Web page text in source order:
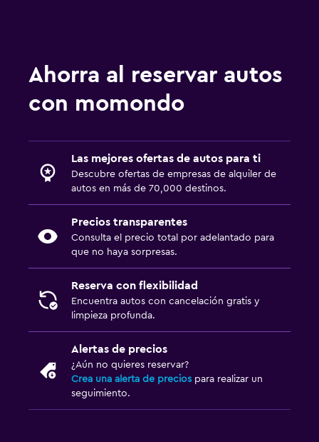
Ahorra al reservar autos
con momondo
Las mejores ofertas de autos para ti
Descubre ofertas de empresas de alquiler de
autos en más de 70,000 destinos.
Precios transparentes
Consulta el precio total por adelantado para
que no haya sorpresas.
Reserva con flexibilidad
Encuentra autos con cancelación gratis y
limpieza profunda.
Alertas de precios
¿Aún no quieres reservar?
Crea una alerta de precios para realizar un
seguimiento.